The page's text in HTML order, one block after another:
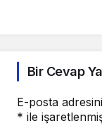
Bir Cevap
E-posta
* ile